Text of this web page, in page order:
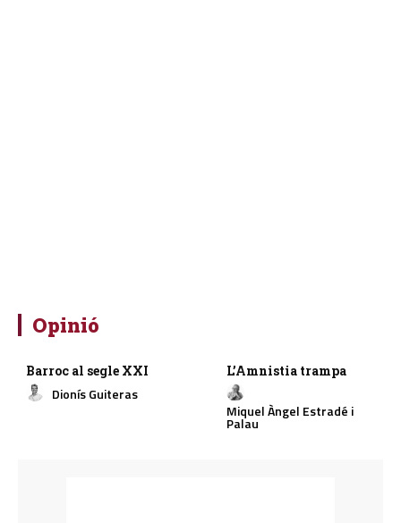
Opinió
Barroc al segle XXI
Dionís Guiteras
L’Amnistia trampa
Miquel Àngel Estradé i
Palau